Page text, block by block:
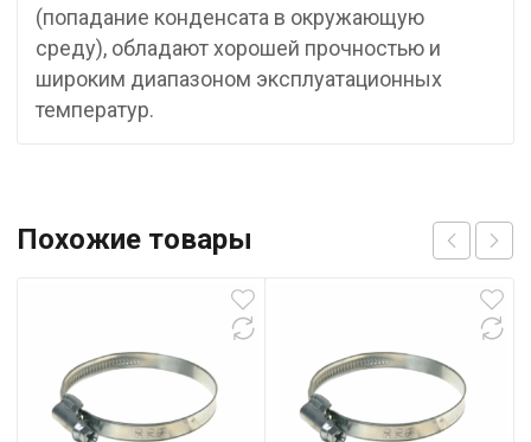
(попадание конденсата в окружающую
среду), обладают хорошей прочностью и
широким диапазоном эксплуатационных
температур.
Похожие товары